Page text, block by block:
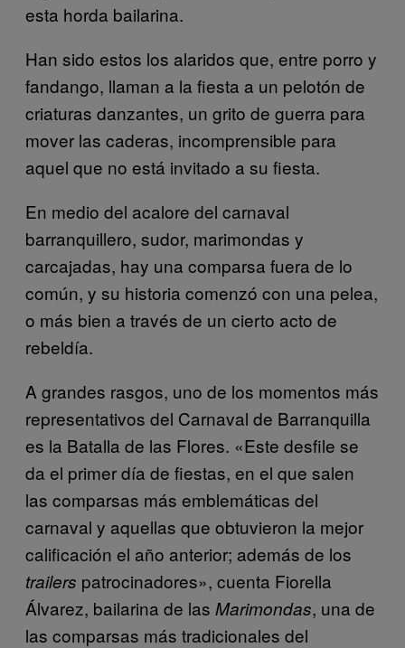
esta horda bailarina.
Han sido estos los alaridos que, entre porro y
fandango, llaman a la fiesta a un pelotón de
criaturas danzantes, un grito de guerra para
mover las caderas, incomprensible para
aquel que no está invitado a su fiesta.
En medio del acalore del carnaval
barranquillero, sudor, marimondas y
carcajadas, hay una comparsa fuera de lo
común, y su historia comenzó con una pelea,
o más bien a través de un cierto acto de
rebeldía.
A grandes rasgos, uno de los momentos más
representativos del Carnaval de Barranquilla
es la Batalla de las Flores. «Este desfile se
da el primer día de fiestas, en el que salen
las comparsas más emblemáticas del
carnaval y aquellas que obtuvieron la mejor
calificación el año anterior; además de los
trailers patrocinadores», cuenta Fiorella
Álvarez, bailarina de las Marimondas, una de
las comparsas más tradicionales del